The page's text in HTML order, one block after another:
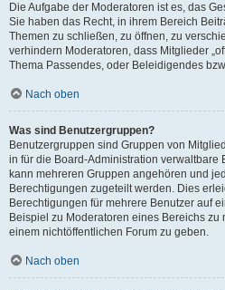
Die Aufgabe der Moderatoren ist es, das
Sie haben das Recht, in ihrem Bereich
Themen zu schließen, zu öffnen, zu
verhindern Moderatoren, dass Mitglieder
Thema Passendes, oder Beleidigendes
Nach oben
Was sind Benutzergruppen?
Benutzergruppen sind Gruppen von
in für die Board-Administration verwaltbare
kann mehreren Gruppen angehören und
Berechtigungen zugeteilt werden. Dies
Berechtigungen für mehrere Benutzer auf
Beispiel zu Moderatoren eines Bereichs zu
einem nichtöffentlichen Forum zu geben.
Nach oben